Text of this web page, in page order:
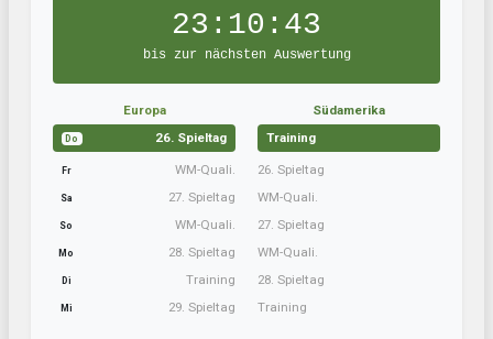
23:10:43
bis zur nächsten Auswertung
Europa
Do 26. Spieltag
Fr WM-Quali.
Sa 27. Spieltag
So WM-Quali.
Mo 28. Spieltag
Di Training
Mi 29. Spieltag
Südamerika
Training
26. Spieltag
WM-Quali.
27. Spieltag
WM-Quali.
28. Spieltag
Training